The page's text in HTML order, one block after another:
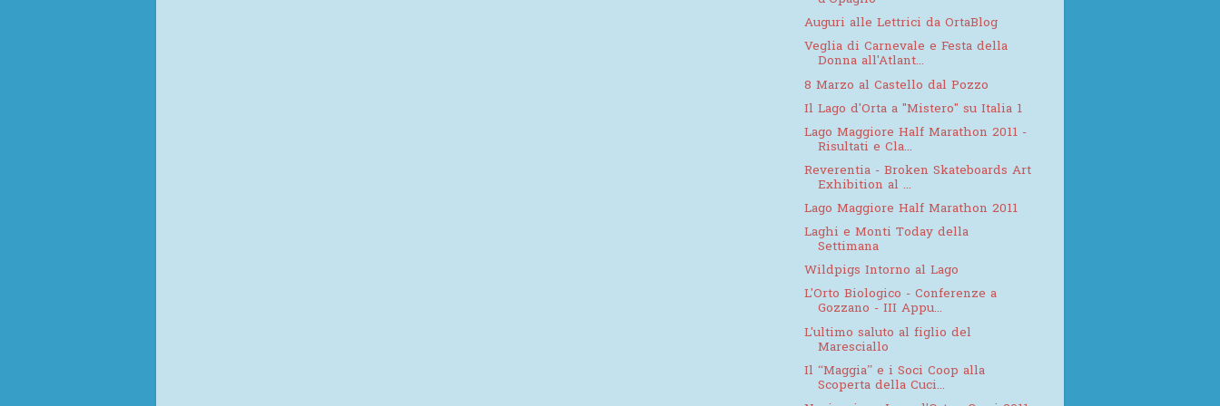
Auguri alle Lettrici da OrtaBlog
Veglia di Carnevale e Festa della
Donna all'Atlant...
8 Marzo al Castello dal Pozzo
Il Lago d'Orta a "Mistero" su Italia 1
Lago Maggiore Half Marathon 2011 -
Risultati e Cla...
Reverentia - Broken Skateboards Art
Exhibition al ...
Lago Maggiore Half Marathon 2011
Laghi e Monti Today della
Settimana
Wildpigs Intorno al Lago
L'Orto Biologico - Conferenze a
Gozzano - III Appu...
L'ultimo saluto al figlio del
Maresciallo
Il “Maggia” e i Soci Coop alla
Scoperta della Cuci...